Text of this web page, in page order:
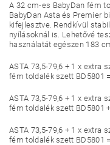
A 32 cm-es BabyDan fém
BabyDan Asta és Premier
kifejlesztve. Rendkívül
nyílásoknál is. Lehetővé
használatát egészen 183
ASTA 73,5-79,6 + 1 x extra
fém toldalék szett BD5801 =
ASTA 73,5-79,6 + 1 x extra
fém toldalék szett BD5801
ASTA 73,5-79,6 + 1 x extra
fém toldalék szett BD5801 =